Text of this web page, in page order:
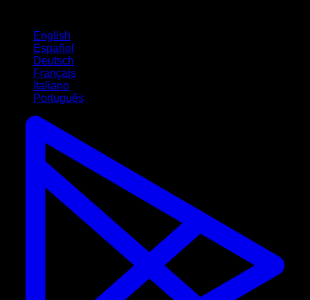
English
Español
Deutsch
Français
Italiano
Português